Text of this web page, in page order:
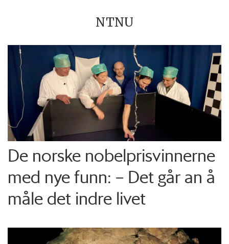
NTNU
De norske nobelprisvinnerne
med nye funn: – Det går an å
måle det indre livet